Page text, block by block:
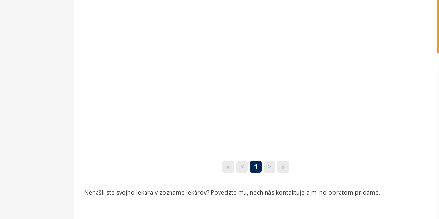
« < 1 > »
Nenašli ste svojho lekára v zozname lekárov? Povedzte mu, nech nás kontaktuje a mi ho obratom pridáme.